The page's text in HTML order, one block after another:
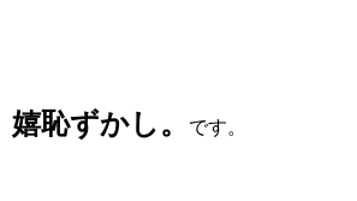
嬉恥ずかし。 です。